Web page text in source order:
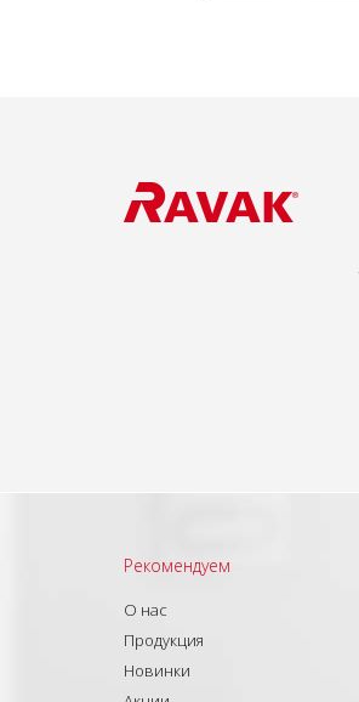
Рекомендуем
О нас
Продукция
Новинки